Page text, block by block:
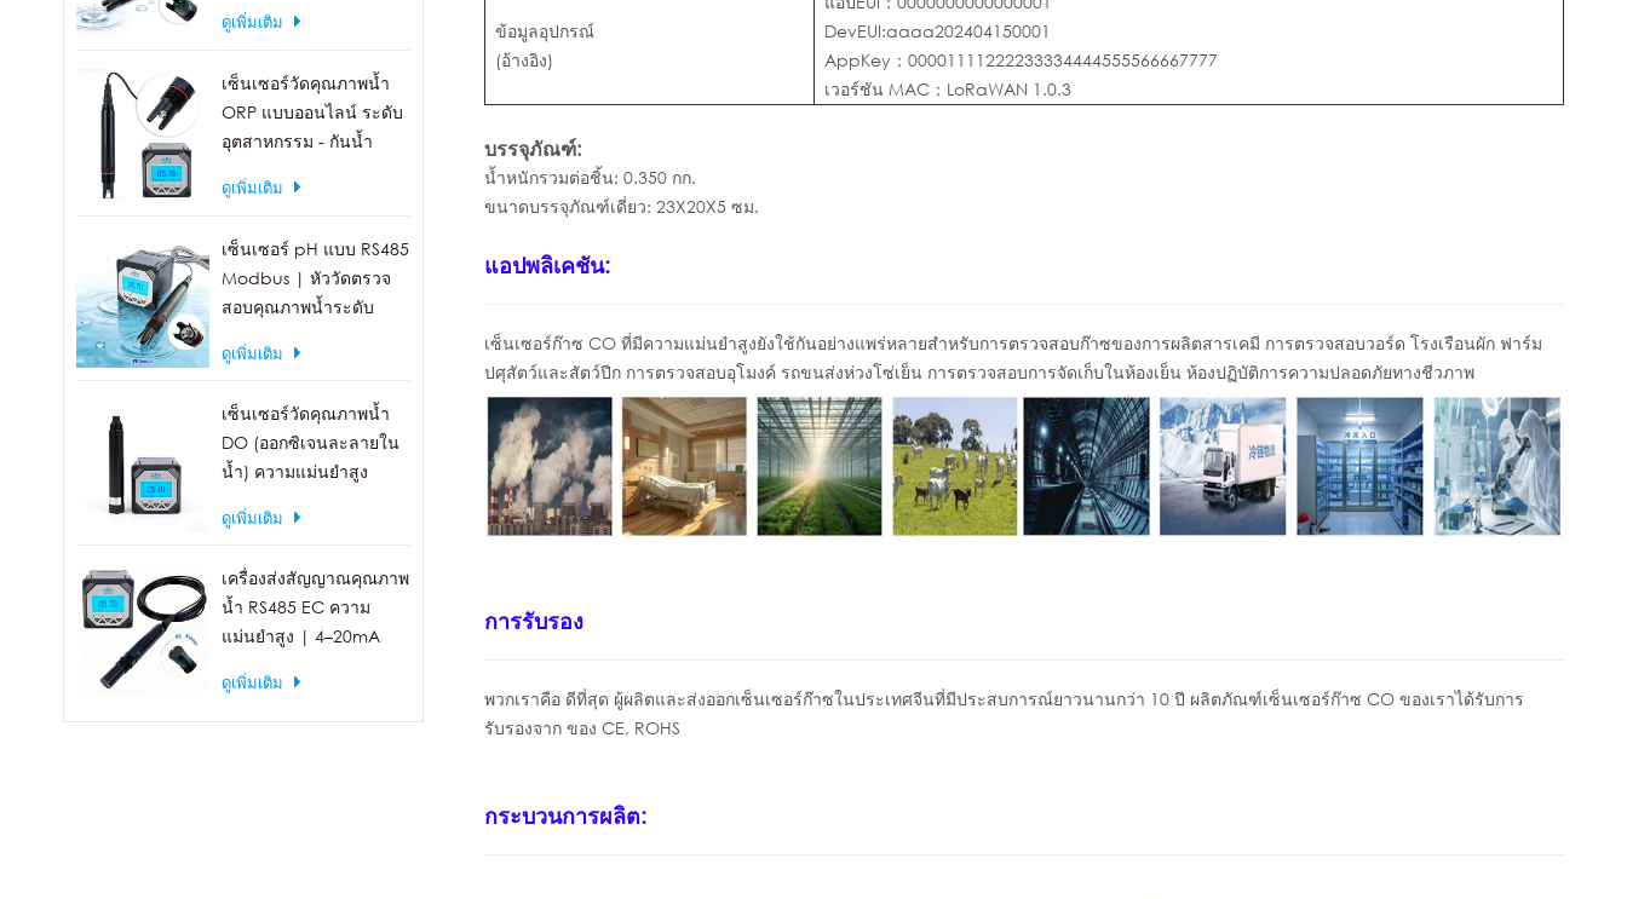
ดูเพิ่มเติม
เซ็นเซอร์วัดคุณภาพน้ำ
ORP แบบออนไลน์ ระดับ
อุตสาหกรรม - กันน้ำ
ดูเพิ่มเติม
เซ็นเซอร์ pH แบบ RS485
Modbus | หัววัดตรวจ
สอบคุณภาพน้ำระดับ
ดูเพิ่มเติม
เซ็นเซอร์วัดคุณภาพน้ำ
DO (ออกซิเจนละลายใน
น้ำ) ความแม่นยำสูง
ดูเพิ่มเติม
เครื่องส่งสัญญาณคุณภาพ
น้ำ RS485 EC ความ
แม่นยำสูง | 4–20mA
ดูเพิ่มเติม
ข้อมูลอุปกรณ์
(อ้างอิง)
DevEUI:aaaa202404150001
AppKey：00001111222233334444555566667777
เวอร์ชัน MAC：LoRaWAN 1.0.3
บรรจุภัณฑ์:
น้ำหนักรวมต่อชิ้น: 0.350 กก.
ขนาดบรรจุภัณฑ์เดี่ยว: 23X20X5 ซม.
แอปพลิเคชัน:
เซ็นเซอร์ก๊าซ CO ที่มีความแม่นยำสูงยังใช้กันอย่างแพร่หลายสำหรับการตรวจสอบก๊าซของการผลิตสารเคมี การตรวจสอบวอร์ด โรงเรือนผัก ฟาร์ม
ปศุสัตว์และสัตว์ปีก การตรวจสอบอุโมงค์ รถขนส่งห่วงโซ่เย็น การตรวจสอบการจัดเก็บในห้องเย็น ห้องปฏิบัติการความปลอดภัยทางชีวภาพ
การรับรอง
พวกเราคือ ดีที่สุด ผู้ผลิตและส่งออกเซ็นเซอร์ก๊าซในประเทศจีนที่มีประสบการณ์ยาวนานกว่า 10 ปี ผลิตภัณฑ์เซ็นเซอร์ก๊าซ CO ของเราได้รับการ
รับรองจาก ของ CE, ROHS
กระบวนการผลิต: